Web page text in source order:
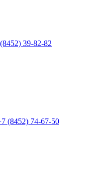
39-82-82
(8452) 74-67-50